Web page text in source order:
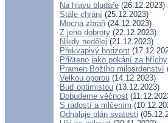
Na hlavu bludaře (26.12.2023)
Stále chrání (25.12.2023)
Mocná zbraň (24.12.2023)
Z jeho dobroty (22.12.2023)
Nikdy nedělej (21.12.2023)
Překvapivý horizont
Přičteno jako pokání za hříchy
Pramen Božího milosrdenství
Velkou oporou (14.12.2023)
Buď optimistou (13.12.2023)
Dobudeme věčnost
S radostí a mlčením
Odhaluje plán svatosti